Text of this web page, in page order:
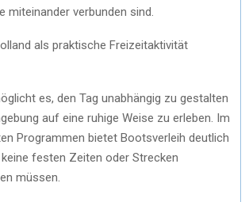
miteinander verbunden sind.
als praktische Freizeitaktivität
es, den Tag unabhängig zu gestalten
auf eine ruhige Weise zu erleben. Im
Programmen bietet Bootsverleih deutlich
festen Zeiten oder Strecken
müssen.